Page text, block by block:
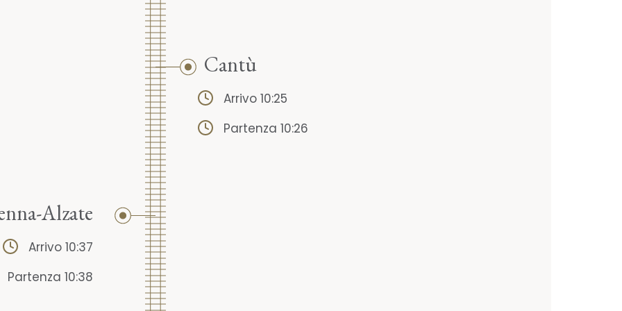
Cantù
Arrivo 10:25
Partenza 10:26
Alzate
Arrivo 10:37
Partenza 10:38